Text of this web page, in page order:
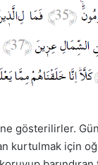
gösterilirler.
kurtulmak için